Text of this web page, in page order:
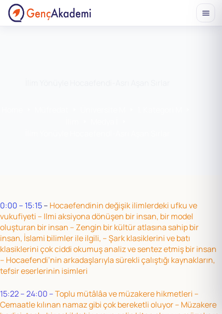
0:00 – 15:15– Hocaefendinin değişik ilimlerdeki ufku ve
vukufiyeti – Ilmi aksiyona dönüşen bir insan, bir model
oluşturan bir insan – Zengin bir kültür atlasına sahip bir
insan, İslami bilimler ile ilgili, – Şark klasiklerini ve batı
klasiklerini çok ciddi okumuş analiz ve sentez etmiş bir insan
– Hocaefendi’nin arkadaşlarıyla sürekli çalıştığı kaynakların,
tefsir eserlerinin isimleri
15:22 – 24:00 –Toplu mütâlâa ve müzakere hikmetleri –
Cemaatle kılınan namaz gibi çok bereketli oluyor – Müzakere